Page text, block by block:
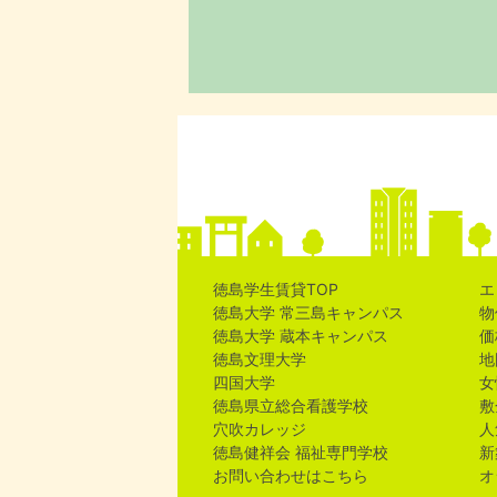
徳島学生賃貸TOP
徳島大学 常三島キャンパス
徳島大学 蔵本キャンパス
徳島文理大学
四国大学
徳島県立総合看護学校
穴吹カレッジ
徳島健祥会 福祉専門学校
お問い合わせはこちら